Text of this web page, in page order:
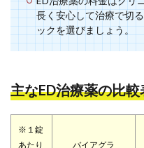
長く安心して治療で切
ックを選びましょう。
主なED治療薬の比較
※１錠
あたり
バイアグラ